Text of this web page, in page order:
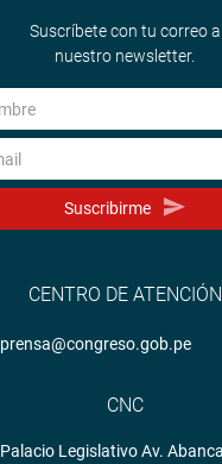
Suscríbete con tu correo a
nuestro newsletter.
Suscribirme
CENTRO DE ATENCIÓN
prensa@congreso.gob.pe
CNC
Palacio Legislativo Av.